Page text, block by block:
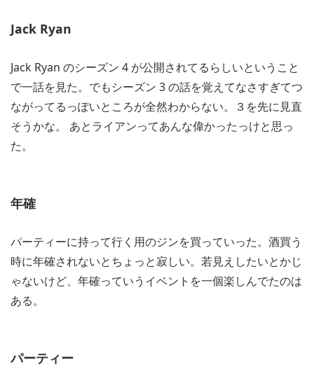
Jack Ryan
Jack Ryan のシーズン 4 が公開されてるらしいということ
で一話を見た。でもシーズン 3 の話を覚えてなさすぎてつ
ながってるっぽいところが全然わからない。３を先に見直
そうかな。 あとライアンってあんな偉かったっけと思っ
た。
年確
パーティーに持って行く用のジンを買っていった。酒買う
時に年確されないとちょっと寂しい。若見えしたいとかじ
ゃないけど、年確っていうイベントを一個楽しんでたのは
ある。
パーティー